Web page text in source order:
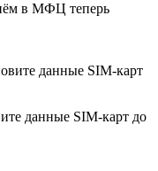
в МФЦ теперь
данные SIM-карт до